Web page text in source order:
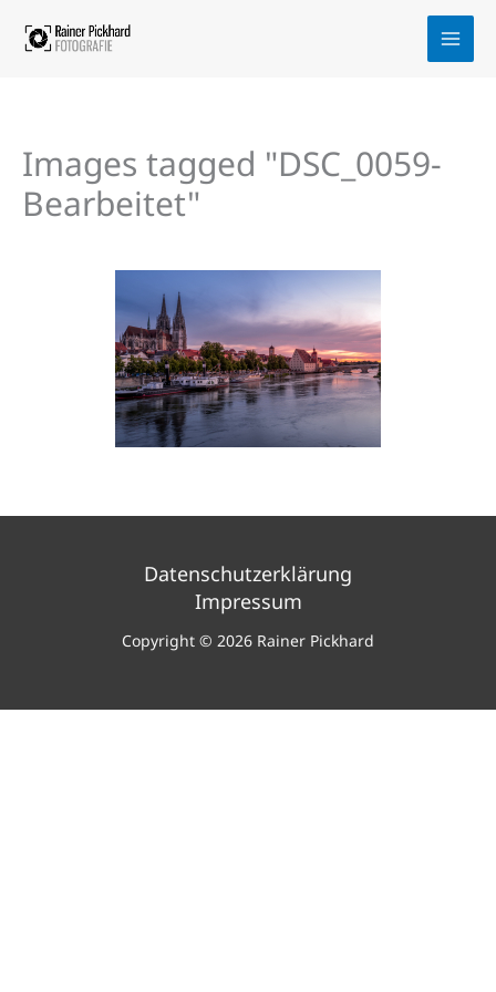
Inhalt
Images tagged "DSC_0059-
Bearbeitet"
Datenschutzerklärung
Impressum
Copyright © 2026 Rainer Pickhard